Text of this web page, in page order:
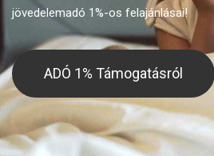
jövedelemadó 1%-os felajánlásai!
ADÓ 1% Támogatásról